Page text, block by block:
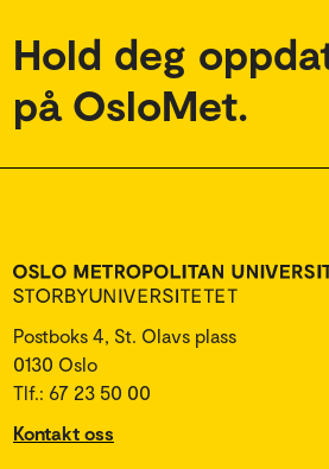
Hold deg
på OsloMet.
Postboks 4, St. Olavs plass
0130 Oslo
Tlf.: 67 23 50 00
Kontakt oss